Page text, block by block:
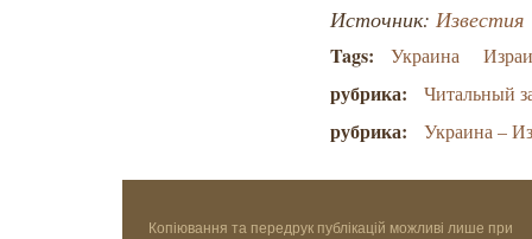
Источник: Известия
Tags: Украина
рубрика: Читальный
рубрика: Украина –
Копіювання та передрук публікацій можливі лише при